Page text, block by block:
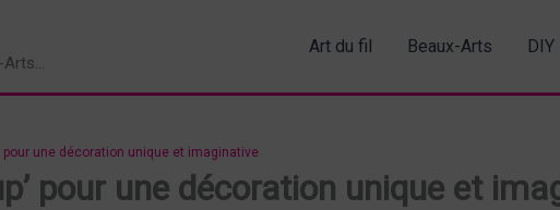
Art du fil Beaux-Arts DIY
pour une décoration unique et imaginative
pour une décoration unique et